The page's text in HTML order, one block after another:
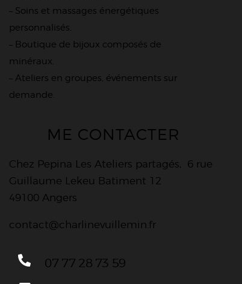
– Soins et massages énergétiques
personnalisés.
– Boutique de bijoux composés de
minéraux.
– Ateliers en groupes, événements sur
demande.
ME CONTACTER
Chez Pepina Les Ateliers partagés, 6 rue
Guillaume Lekeu Batiment 12
49100 Angers
contact@charlinevuillemin.fr
07 77 28 73 59